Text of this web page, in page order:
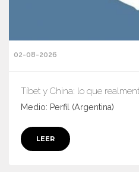
02-08-2026
Tíbet y China: lo que
Medio: Perfil (Argentina)
LEER